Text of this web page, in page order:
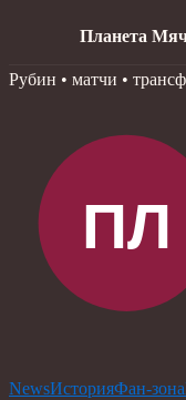
Планета
Skip
Рубин • матчи •
NewsИсторияФан-зона